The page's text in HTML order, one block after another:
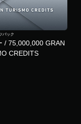
/ 75,000,000 GRAN
CREDITS
パック